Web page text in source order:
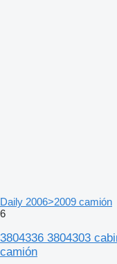
Daily 2006>2009 camión
6
3804336 3804303
camión